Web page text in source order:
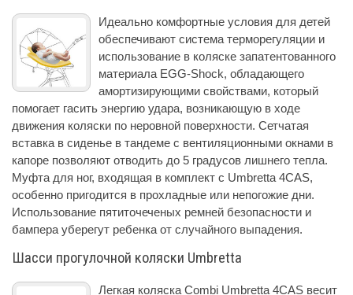
Идеально комфортные условия для детей
обеспечивают система терморегуляции и
использование в коляске запатентованного
материала EGG-Shock, обладающего
амортизирующими свойствами, который
помогает гасить энергию удара, возникающую в ходе
движения коляски по неровной поверхности. Сетчатая
вставка в сиденье в тандеме с вентиляционными окнами в
капоре позволяют отводить до 5 градусов лишнего тепла.
Муфта для ног, входящая в комплект с Umbretta 4CAS,
особенно пригодится в прохладные или непогожие дни.
Использование пятиточеченых ремней безопасности и
бампера уберегут ребенка от случайного выпадения.
Шасси прогулочной коляски Umbretta
Легкая коляска Combi Umbretta 4CAS весит